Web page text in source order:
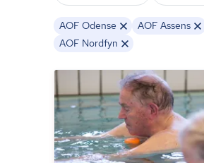
AOF Odense AOF Assens
AOF Nordfyn